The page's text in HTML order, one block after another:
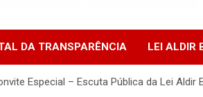
Municipal
do Piauí –
DA TRANSPARÊNCIA LEI ALDIR
Especial – Escuta Pública da Lei Aldir